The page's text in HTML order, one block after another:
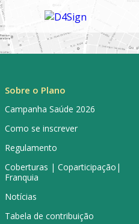
Sobre o Plano
Campanha Saúde 2026
Como se inscrever
Regulamento
Coberturas | Coparticipação|
Franquia
Notícias
Tabela de contribuição